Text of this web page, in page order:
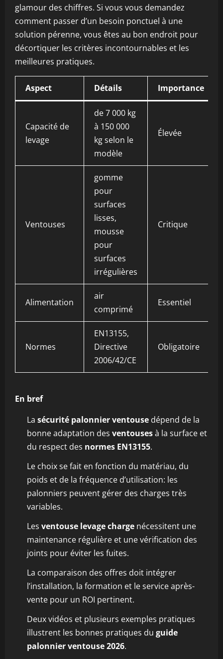
glamour des chiffres. Si vous vous demandez
comment passer d’un besoin ponctuel à une
solution pérenne, vous êtes au bon endroit pour
décortiquer les critères incontournables et les
meilleures pratiques.
Aspect Détails Importance
Capacité de
levage
de 7 000 kg
à 150 000
kg selon le
modèle
Élevée
Ventouses
gomme
pour
surfaces
lisses,
mousse
pour
surfaces
irrégulières
Critique
Alimentation
air
comprimé
Essentiel
Normes
EN13155,
Directive
2006/42/CE
Obligatoire
En bref
La sécurité palonnier ventouse dépend de la
bonne adaptation des ventousesà la surface et
du respect des normes EN13155.
Le choix se fait en fonction du matériau, du
poids et de la fréquence d’utilisation: les
palonniers peuvent gérer des charges très
variables.
Les ventouse levage charge nécessitent une
maintenance régulière et une vérification des
joints pour éviter les fuites.
La comparaison des offres doit intégrer
l’installation, la formation et le service après-
vente pour un ROI pertinent.
Deux vidéos et plusieurs exemples pratiques
illustrent les bonnes pratiques du guide
palonnier ventouse 2026.